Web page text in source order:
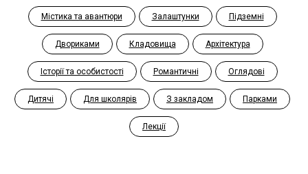
Містика та авантюри Залаштунки Підземні
Двориками Кладовища Архітектура
Історії та особистості Романтичні Оглядові
Дитячі Для школярів З закладом Парками
Лекції